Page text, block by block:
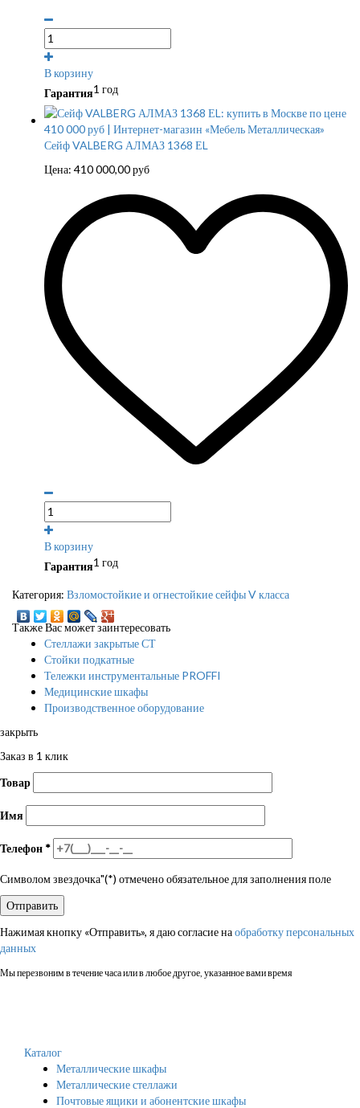
В корзину
Гарантия1 год
Сейф VALBERG АЛМАЗ 1368 ЕL
Цена: 410 000,00руб
В корзину
Гарантия1 год
Категория: Взломостойкие и огнестойкие сейфы V класса
Также Вас может заинтересовать
Стеллажи закрытые СТ
Стойки подкатные
Тележки инструментальные PROFFI
Медицинские шкафы
Производственное оборудование
закрыть
Заказ в 1 клик
Товар
Имя
Телефон *
Символом звездочка"(*) отмечено обязательное для заполнения поле
Нажимая кнопку «Отправить», я даю согласие наобработку персональных
данных
Мы перезвоним в течение часа или в любое другое, указанное вами время
Каталог
Металлические шкафы
Металлические стеллажи
Почтовые ящики и абонентские шкафы